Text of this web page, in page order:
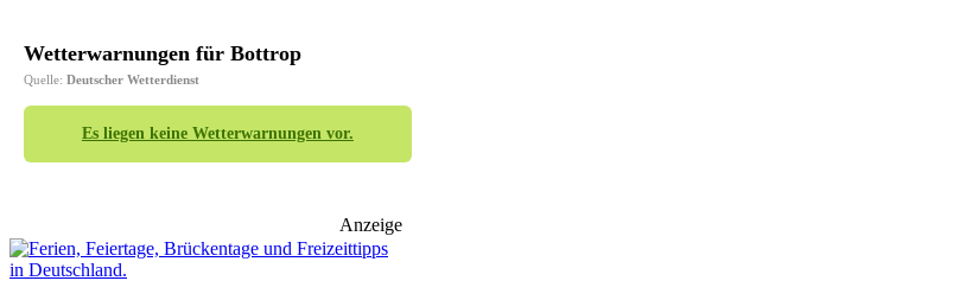
Wetterwarnungen für Bottrop
Quelle: Deutscher Wetterdienst
Es liegen keine Wetterwarnungen vor.
Anzeige